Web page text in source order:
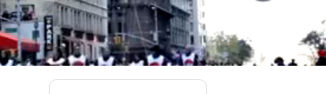
[ TRUVID ] POKEMON